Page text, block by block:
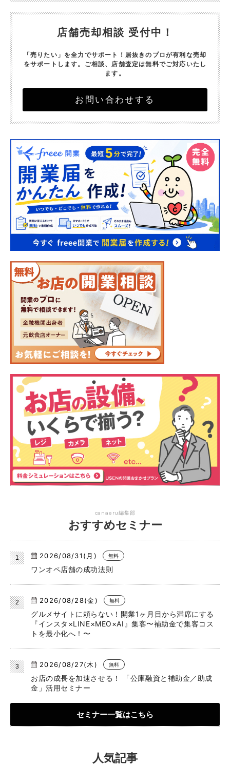
店舗売却相談 受付中！
「売りたい」を全力でサポート！ 居抜きのプロが有利な売却
をサポートします。 ご相談、店舗査定は無料でご対応いたし
ます。
お問い合わせする
canaeru編集部
おすすめセミナー
2026/08/31(月) 無料
ワンオペ店舗の成功法則
2026/08/28(金) 無料
グルメサイトに頼らない！開業1ヶ月目から満席にする
『インスタ×LINE×MEO×AI』集客〜補助金で集客コス
トを最小化へ！〜
2026/08/27(木) 無料
お店の成長を加速させる！ 「公庫融資と補助金／助成
金」活用セミナー
セミナー一覧はこちら
人気記事